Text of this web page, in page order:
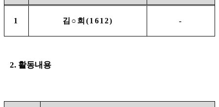
1 김 ○ 희(1612) -
2. 활동내용